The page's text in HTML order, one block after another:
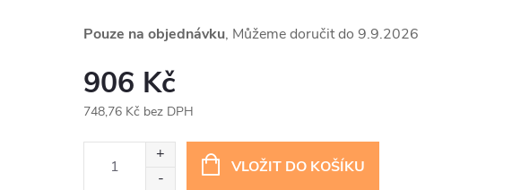
Pouze na objednávku 9.9.2026
906 Kč
748,76 Kč bez DPH
VLOŽIT DO KOŠÍKU